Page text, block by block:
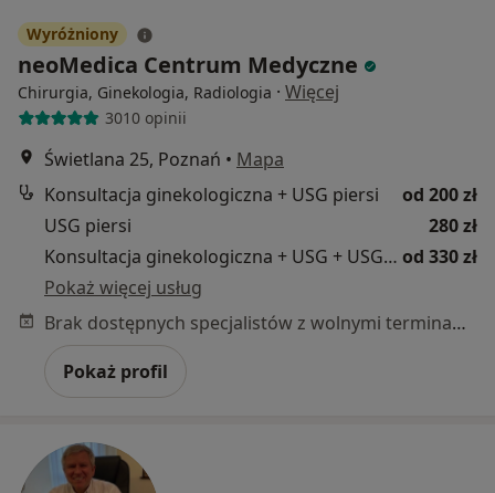
Wyróżniony
neoMedica Centrum Medyczne
Chirurgia, Ginekologia, Radiologia · Więcej
3010 opinii
Świetlana 25, Poznań • Mapa
Konsultacja ginekologiczna + USG piersi
od 200 zł
USG piersi
280 zł
Konsultacja ginekologiczna + USG + USG piersi od 330 zł
Pokaż więcej usług
Brak dostępnych specjalistów z wolnymi terminami w tym centrum medycznym.
Pokaż profil